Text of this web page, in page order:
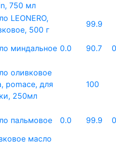
750 мл
LEONERO,
500 г
99.9
миндальное 0.0 90.7
оливковое
pomace, для
250мл
100
пальмовое 0.0 99.9
масло